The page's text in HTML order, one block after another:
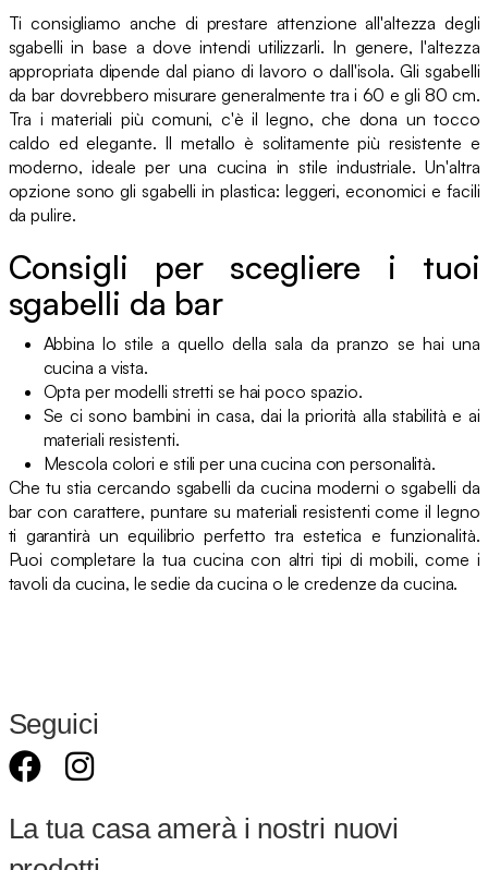
Ti consigliamo anche di prestare attenzione all'altezza degli
sgabelli in base a dove intendi utilizzarli. In genere, l'altezza
appropriata dipende dal piano di lavoro o dall'isola. Gli sgabelli
da bar dovrebbero misurare generalmente tra i 60 e gli 80 cm.
Tra i materiali più comuni, c'è il legno, che dona un tocco
caldo ed elegante. Il metallo è solitamente più resistente e
moderno, ideale per una cucina in stile industriale. Un'altra
opzione sono gli sgabelli in plastica: leggeri, economici e facili
da pulire.
Consigli per scegliere i tuoi
sgabelli da bar
Abbina lo stile a quello della sala da pranzo se hai una
cucina a vista.
Opta per modelli stretti se hai poco spazio.
Se ci sono bambini in casa, dai la priorità alla stabilità e ai
materiali resistenti.
Mescola colori e stili per una cucina con personalità.
Che tu stia cercando sgabelli da cucina moderni o sgabelli da
bar con carattere, puntare su materiali resistenti come il legno
ti garantirà un equilibrio perfetto tra estetica e funzionalità.
Puoi completare la tua cucina con altri tipi di mobili, come i
tavoli da cucina, le sedie da cucina o le credenze da cucina.
Seguici
La tua casa amerà i nostri nuovi